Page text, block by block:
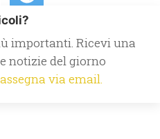
importanti. Ricevi una
notizie del giorno
via email.